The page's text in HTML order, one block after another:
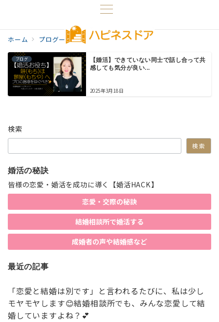
ホーム プログ一覧 婚活必勝法
ブログ
【婚活】できていない同士で話し合って共
感しても気分が良い...
2025年3月18日
検索
検索
婚活の秘訣
皆様の恋愛・婚活を成功に導く【婚活HACK】
恋愛・交際の秘訣
結婚相談所で婚活する
成婚者の声や結婚感など
最近の記事
「恋愛と結婚は別です」と言われるたびに、私は少し
モヤモヤします😊結婚相談所でも、みんな恋愛して結
婚していますよね？💕